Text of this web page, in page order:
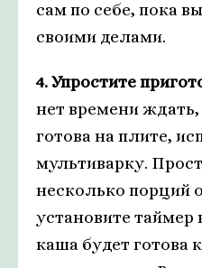
сам по себе, пока
своими делами.
4. Упростите
нет времени
готова на плите,
мультиварку.
несколько порций
установите
каша будет готова